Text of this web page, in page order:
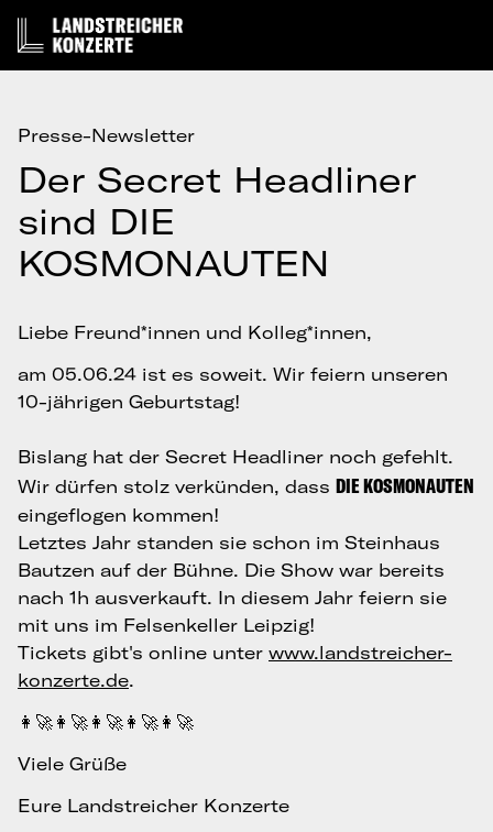
Presse-Newsletter
Der Secret Headliner
sind DIE
KOSMONAUTEN
Liebe Freund*innen und Kolleg*innen,
am 05.06.24 ist es soweit. Wir feiern unseren
10-jährigen Geburtstag!
Bislang hat der Secret Headliner noch gefehlt.
Wir dürfen stolz verkünden, dass DIE KOSMONAUTEN
eingeflogen kommen!
Letztes Jahr standen sie schon im Steinhaus
Bautzen auf der Bühne. Die Show war bereits
nach 1h ausverkauft. In diesem Jahr feiern sie
mit uns im Felsenkeller Leipzig!
Tickets gibt's online unter www.landstreicher-
konzerte.de.
👩‍🚀👩‍🚀👩‍🚀👩‍🚀👩‍🚀
Viele Grüße
Eure Landstreicher Konzerte